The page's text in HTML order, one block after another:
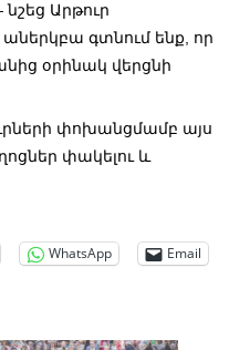
Արթուր
գտնում ենք, որ
օրինակ վերցնի
փոխանցմամբ այս
փակելու և
WhatsApp
Email